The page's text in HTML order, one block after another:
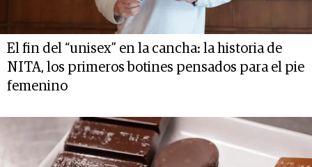
El fin del “unisex” en la cancha: la historia de
NITA, los primeros botines pensados para el pie
femenino